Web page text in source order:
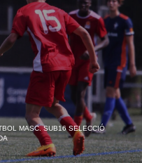
MASC. SUB16 SELECCIÓ